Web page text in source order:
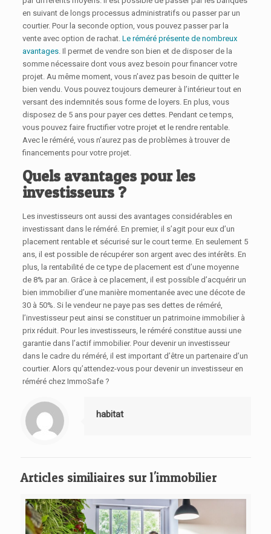
en suivant de longs processus administratifs ou passer par un
courtier. Pour la seconde option, vous pouvez passer par la
vente avec option de rachat.Le réméré présente de nombreux
avantages. Il permet de vendre son bien et de disposer de la
somme nécessaire dont vous avez besoin pour financer votre
projet. Au même moment, vous n’avez pas besoin de quitter le
bien vendu. Vous pouvez toujours demeurer à l’intérieur tout en
versant des indemnités sous forme de loyers. En plus, vous
disposez de 5 ans pour payer ces dettes. Pendant ce temps,
vous pouvez faire fructifier votre projet et le rendre rentable.
Avec le réméré, vous n’aurez pas de problèmes à trouver de
financements pour votre projet.
Quels avantages pour les
investisseurs ?
Les investisseurs ont aussi des avantages considérables en
investissant dans le réméré. En premier, il s’agit pour eux d’un
placement rentable et sécurisé sur le court terme. En seulement 5
ans, il est possible de récupérer son argent avec des intérêts. En
plus, la rentabilité de ce type de placement est d’une moyenne
de 8% par an. Grâce à ce placement, il est possible d’acquérir un
bien immobilier d’une manière momentanée avec une décote de
30 à 50%. Si le vendeur ne paye pas ses dettes de réméré,
l’investisseur peut ainsi se constituer un patrimoine immobilier à
prix réduit. Pour les investisseurs, le réméré constitue aussi une
garantie dans l’actif immobilier. Pour devenir un investisseur
dans le cadre du réméré, il est important d’être un partenaire d’un
courtier. Alors qu’attendez-vous pour devenir un investisseur en
réméré chez ImmoSafe ?
habitat
Articles similiaires sur l'immobilier